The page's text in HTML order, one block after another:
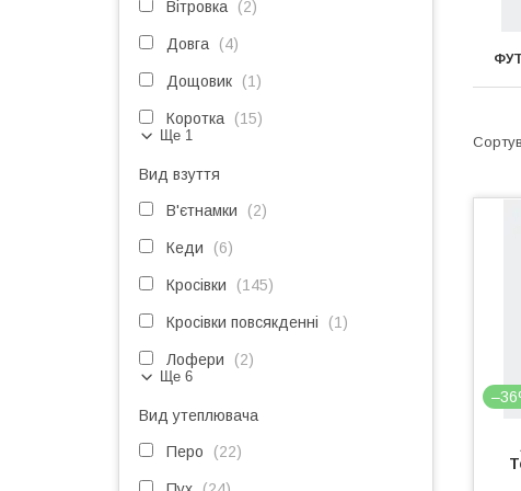
Вітровка 2
Довга 4
Дощовик 1
Коротка 15
Ще 1
Вид взуття
В'єтнамки 2
Кеди 6
Кросівки 145
Кросівки повсякденні 1
Лофери 2
Ще 6
Вид утеплювача
Перо 22